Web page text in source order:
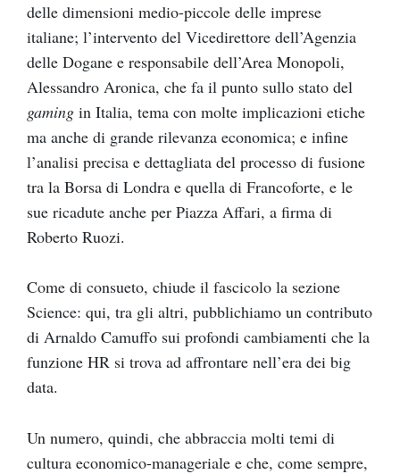
delle dimensioni medio-piccole delle imprese
italiane; l’intervento del Vicedirettore dell’Agenzia
delle Dogane e responsabile dell’Area Monopoli,
Alessandro Aronica, che fa il punto sullo stato del
gaming in Italia, tema con molte implicazioni etiche
ma anche di grande rilevanza economica; e infine
l’analisi precisa e dettagliata del processo di fusione
tra la Borsa di Londra e quella di Francoforte, e le
sue ricadute anche per Piazza Affari, a firma di
Roberto Ruozi.
Come di consueto, chiude il fascicolo la sezione
Science: qui, tra gli altri, pubblichiamo un contributo
di Arnaldo Camuffo sui profondi cambiamenti che la
funzione HR si trova ad affrontare nell’era dei big
data.
Un numero, quindi, che abbraccia molti temi di
cultura economico-manageriale e che, come sempre,